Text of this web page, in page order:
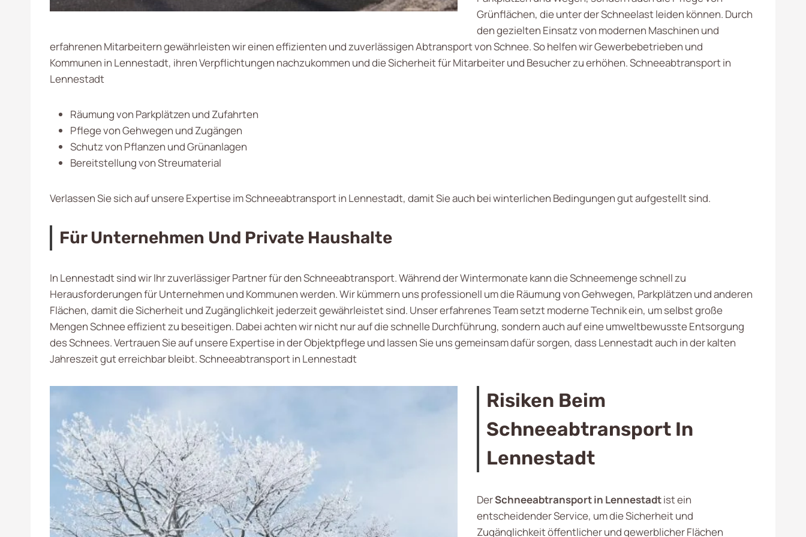
Grünflächen, die unter der Schneelast leiden können. Durch
den gezielten Einsatz von modernen Maschinen und
erfahrenen Mitarbeitern gewährleisten wir einen effizienten und zuverlässigen Abtransport von Schnee. So helfen wir Gewerbebetrieben und
Kommunen in Lennestadt, ihren Verpflichtungen nachzukommen und die Sicherheit für Mitarbeiter und Besucher zu erhöhen. Schneeabtransport in
Lennestadt
Räumung von Parkplätzen und Zufahrten
Pflege von Gehwegen und Zugängen
Schutz von Pflanzen und Grünanlagen
Bereitstellung von Streumaterial
Verlassen Sie sich auf unsere Expertise im Schneeabtransport in Lennestadt, damit Sie auch bei winterlichen Bedingungen gut aufgestellt sind.
Für Unternehmen Und Private Haushalte
In Lennestadt sind wir Ihr zuverlässiger Partner für den Schneeabtransport. Während der Wintermonate kann die Schneemenge schnell zu
Herausforderungen für Unternehmen und Kommunen werden. Wir kümmern uns professionell um die Räumung von Gehwegen, Parkplätzen und anderen
Flächen, damit die Sicherheit und Zugänglichkeit jederzeit gewährleistet sind. Unser erfahrenes Team setzt moderne Technik ein, um selbst große
Mengen Schnee effizient zu beseitigen. Dabei achten wir nicht nur auf die schnelle Durchführung, sondern auch auf eine umweltbewusste Entsorgung
des Schnees. Vertrauen Sie auf unsere Expertise in der Objektpflege und lassen Sie uns gemeinsam dafür sorgen, dass Lennestadt auch in der kalten
Jahreszeit gut erreichbar bleibt. Schneeabtransport in Lennestadt
Risiken Beim
Schneeabtransport In
Lennestadt
DerSchneeabtransport in Lennestadtist ein
entscheidender Service, um die Sicherheit und
Zugänglichkeit öffentlicher und gewerblicher Flächen